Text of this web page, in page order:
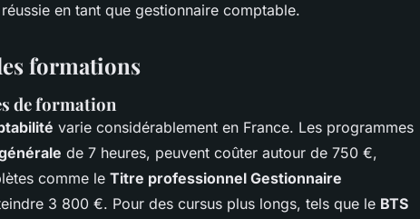
en tant que gestionnaire comptable.
formations
de formation
varie considérablement en France. Les programmes
de 7 heures, peuvent coûter autour de 750 €,
comme le Titre professionnel Gestionnaire
3 800 €. Pour des cursus plus longs, tels que le BTS